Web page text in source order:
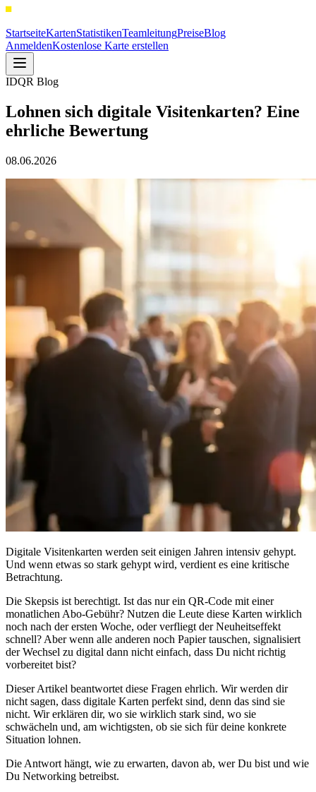
StartseiteKartenStatistikenTeamleitungPreiseBlog
AnmeldenKostenlose Karte erstellen
IDQR Blog
Lohnen sich digitale Visitenkarten? Eine
ehrliche Bewertung
08.06.2026
Digitale Visitenkarten werden seit einigen Jahren intensiv gehypt.
Und wenn etwas so stark gehypt wird, verdient es eine kritische
Betrachtung.
Die Skepsis ist berechtigt. Ist das nur ein QR-Code mit einer
monatlichen Abo-Gebühr? Nutzen die Leute diese Karten wirklich
noch nach der ersten Woche, oder verfliegt der Neuheitseffekt
schnell? Aber wenn alle anderen noch Papier tauschen, signalisiert
der Wechsel zu digital dann nicht einfach, dass Du nicht richtig
vorbereitet bist?
Dieser Artikel beantwortet diese Fragen ehrlich. Wir werden dir
nicht sagen, dass digitale Karten perfekt sind, denn das sind sie
nicht. Wir erklären dir, wo sie wirklich stark sind, wo sie
schwächeln und, am wichtigsten, ob sie sich für deine konkrete
Situation lohnen.
Die Antwort hängt, wie zu erwarten, davon ab, wer Du bist und wie
Du Networking betreibst.